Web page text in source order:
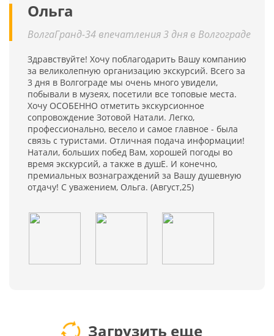
Ольга
ВолгаГранд-34 впечатления 3 дня в Волгограде
Здравствуйте! Хочу поблагодарить Вашу компанию
за великолепную организацию экскурсий. Всего за
3 дня в Волгограде мы очень много увидели,
побывали в музеях, посетили все топовые места.
Хочу ОСОБЕННО отметить экскурсионное
сопровождение Зотовой Натали. Легко,
профессионально, весело и самое главное - была
связь с туристами. Отличная подача информации!
Натали, больших побед Вам, хорошей погоды во
время экскурсий, а также в душЕ. И конечно,
премиальных вознаграждений за Вашу душевную
отдачу! С уважением, Ольга. (Август,25)
Загрузить еще